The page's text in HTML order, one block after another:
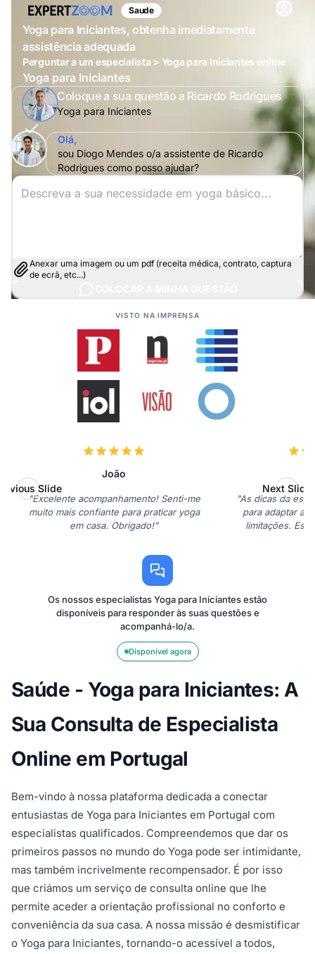
Saude
Yoga para Iniciantes, obtenha imediatamente
assistência adequada
Perguntar a um especialista > Yoga para Iniciantes online
Yoga para Iniciantes
Coloque a sua questão a Ricardo Rodrigues
Yoga para Iniciantes
Olá,
sou Diogo Mendes o/a assistente de Ricardo
Rodrigues como posso ajudar?
Anexar uma imagem ou um pdf (receita médica, contrato, captura
de ecrã, etc...)
VISTO NA IMPRENSA
João
"Excelente acompanhamento! Senti-me
muito mais confiante para praticar yoga
em casa. Obrigado!"
"As dicas da
para adaptar as
limitações.
Slide Next Slide
Os nossos especialistas Yoga para Iniciantes estão
disponíveis para responder às suas questões e
acompanhá-lo/a.
Disponível agora
Saúde - Yoga para Iniciantes: A
Sua Consulta de Especialista
Online em Portugal
Bem-vindo à nossa plataforma dedicada a conectar
entusiastas de Yoga para Iniciantes em Portugal com
especialistas qualificados. Compreendemos que dar os
primeiros passos no mundo do Yoga pode ser intimidante,
mas também incrivelmente recompensador. É por isso
que criámos um serviço de consulta online que lhe
permite aceder a orientação profissional no conforto e
conveniência da sua casa. A nossa missão é desmistificar
o Yoga para Iniciantes, tornando-o acessível a todos,